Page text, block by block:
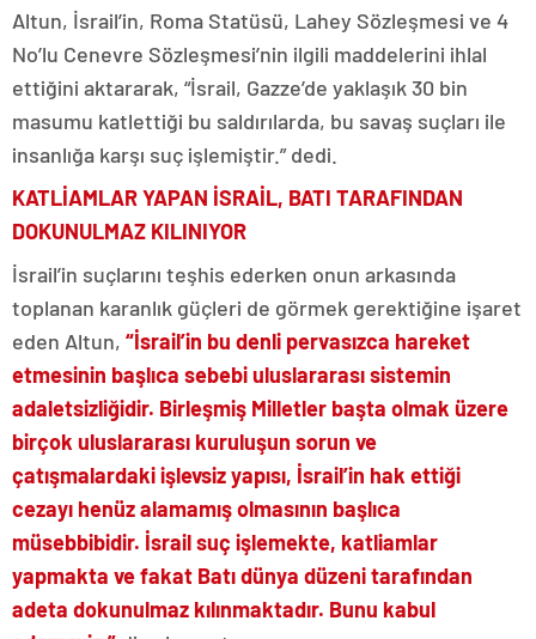
Altun, İsrail’in, Roma Statüsü, Lahey Sözleşmesi ve 4
No’lu Cenevre Sözleşmesi’nin ilgili maddelerini ihlal
ettiğini aktararak, “İsrail, Gazze’de yaklaşık 30 bin
masumu katlettiği bu saldırılarda, bu savaş suçları ile
insanlığa karşı suç işlemiştir.” dedi.
KATLİAMLAR YAPAN İSRAİL, BATI TARAFINDAN
DOKUNULMAZ KILINIYOR
İsrail’in suçlarını teşhis ederken onun arkasında
toplanan karanlık güçleri de görmek gerektiğine işaret
eden Altun, “İsrail’in bu denli pervasızca hareket
etmesinin başlıca sebebi uluslararası sistemin
adaletsizliğidir. Birleşmiş Milletler başta olmak üzere
birçok uluslararası kuruluşun sorun ve
çatışmalardaki işlevsiz yapısı, İsrail’in hak ettiği
cezayı henüz alamamış olmasının başlıca
müsebbibidir. İsrail suç işlemekte, katliamlar
yapmakta ve fakat Batı dünya düzeni tarafından
adeta dokunulmaz kılınmaktadır. Bunu kabul